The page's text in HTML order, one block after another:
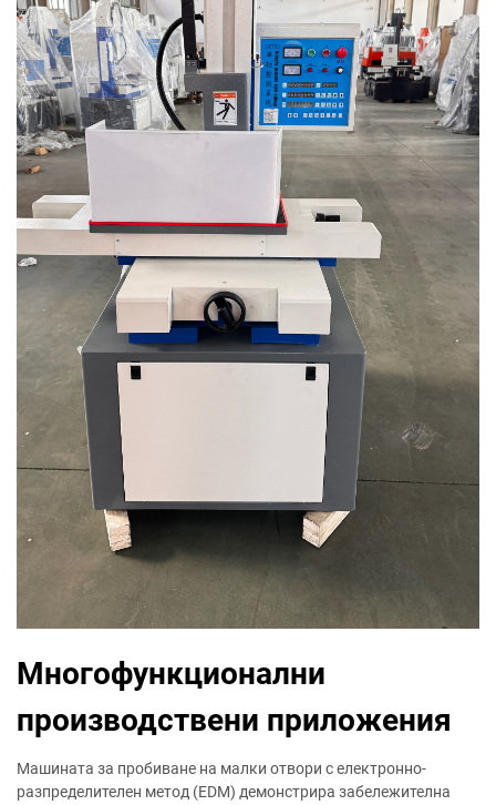
Многофункционални
производствени приложения
Машината за пробиване на малки отвори с електронно-
разпределителен метод (EDM) демонстрира забележителна